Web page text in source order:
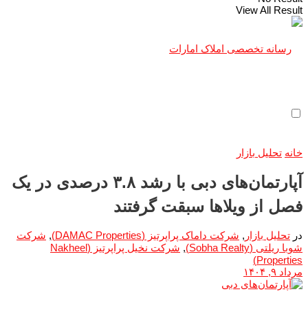
View All Result
خانه تحلیل بازار
آپارتمان‌های دبی با رشد ۳.۸ درصدی در یک
فصل از ویلاها سبقت گرفتند
در تحلیل بازار , شرکت داماک پراپرتیز (DAMAC Properties) , شرکت
شوبا ریلتی (Sobha Realty)
,
شرکت نخیل پراپرتیز (Nakheel
Properties)
مرداد ۹, ۱۴۰۴